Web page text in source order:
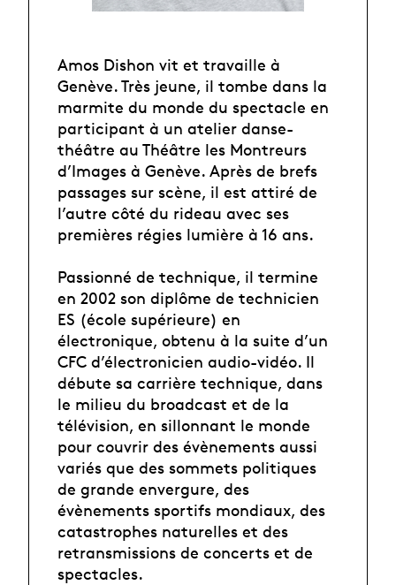
Amos Dishon vit et travaille à
Genève. Très jeune, il tombe dans la
marmite du monde du spectacle en
participant à un atelier danse-
théâtre au Théâtre les Montreurs
d’Images à Genève. Après de brefs
passages sur scène, il est attiré de
l’autre côté du rideau avec ses
premières régies lumière à 16 ans.
Passionné de technique, il termine
en 2002 son diplôme de technicien
ES (école supérieure) en
électronique, obtenu à la suite d’un
CFC d’électronicien audio-vidéo. Il
débute sa carrière technique, dans
le milieu du broadcast et de la
télévision, en sillonnant le monde
pour couvrir des évènements aussi
variés que des sommets politiques
de grande envergure, des
évènements sportifs mondiaux, des
catastrophes naturelles et des
retransmissions de concerts et de
spectacles.